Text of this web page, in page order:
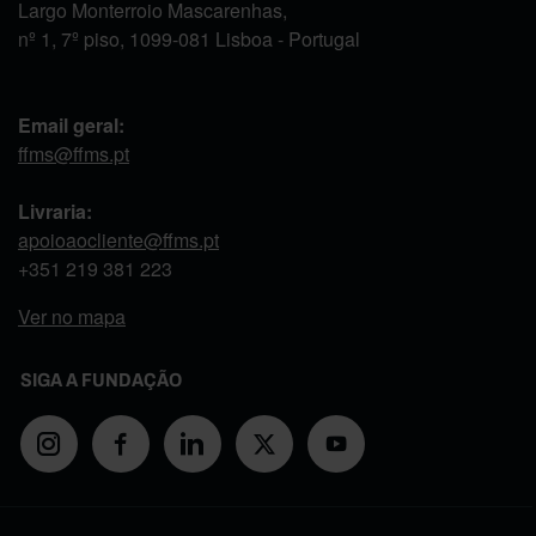
Largo Monterroio Mascarenhas,
nº 1, 7º piso, 1099-081 Lisboa - Portugal
Email geral:
ffms@ffms.pt
Livraria:
apoioaocliente@ffms.pt
+351 219 381 223
Ver no mapa
SIGA A FUNDAÇÃO